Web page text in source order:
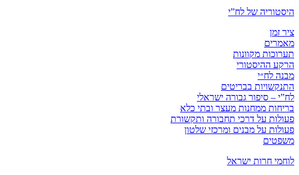
היסטוריה של לח”י
ציר זמן
מאמרים
תערוכות מקוונות
הרקע ההיסטורי
מבנה לח״י
התנקשויות בבריטים
לח”י – סיפור גבורה ישראלי
בריחות ממחנות מעצר ובתי כלא
פעולות על דרכי תחבורה ותקשורת
פעולות על מבנים ומרכזי שלטון
משפטים
לוחמי חרות ישראל